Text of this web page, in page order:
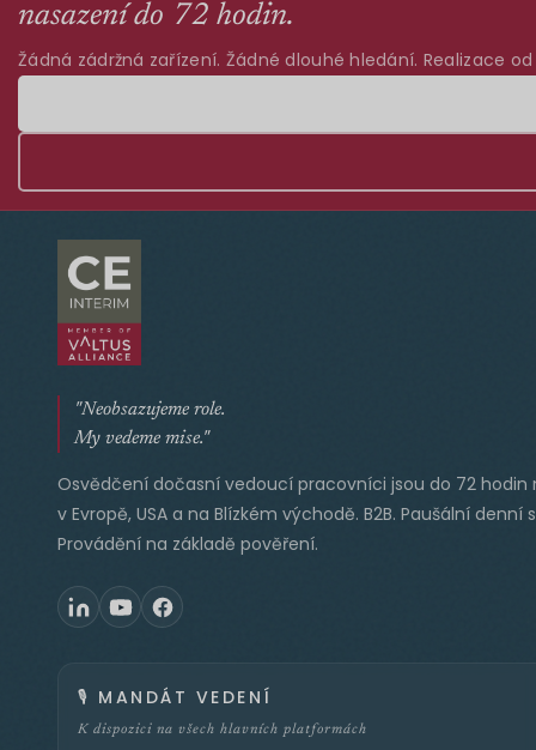
nasazení do 72 hodin.
Žádná zádržná zařízení. Žádné dlouhé hledání. Realizace
"Neobsazujeme role.
My vedeme mise."
Osvědčení dočasní vedoucí pracovníci jsou do 72 hodin
v Evropě, USA a na Blízkém východě. B2B. Paušální denní
Provádění na základě pověření.
🎙️ MANDÁT VEDENÍ
K dispozici na všech hlavních platformách